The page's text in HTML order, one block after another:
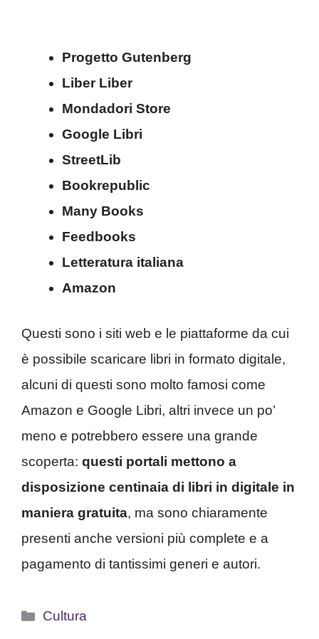
Progetto Gutenberg
Liber Liber
Mondadori Store
Google Libri
StreetLib
Bookrepublic
Many Books
Feedbooks
Letteratura italiana
Amazon
Questi sono i siti web e le piattaforme da cui
è possibile scaricare libri in formato digitale,
alcuni di questi sono molto famosi come
Amazon e Google Libri, altri invece un po’
meno e potrebbero essere una grande
scoperta: questi portali mettono a
disposizione centinaia di libri in digitale in
maniera gratuita, ma sono chiaramente
presenti anche versioni più complete e a
pagamento di tantissimi generi e autori.
Categorie
Cultura